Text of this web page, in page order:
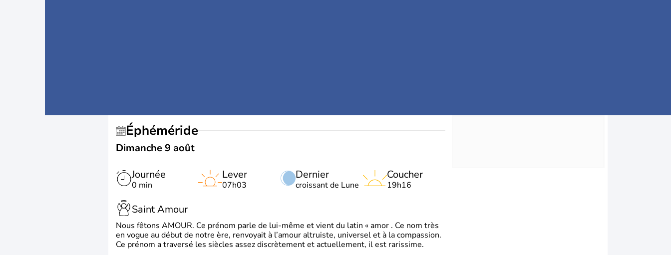
Éphéméride
Dimanche 9 août
Journée
0 min
Dernier
croissant de Lune
Lever
07h03
Coucher
19h16
Saint Amour
Nous fêtons AMOUR. Ce prénom parle de lui-même et vient du latin « amor . Ce nom très
en vogue au début de notre ère, renvoyait à l’amour altruiste, universel et à la compassion.
Ce prénom a traversé les siècles assez discrètement et actuellement, il est rarissime.